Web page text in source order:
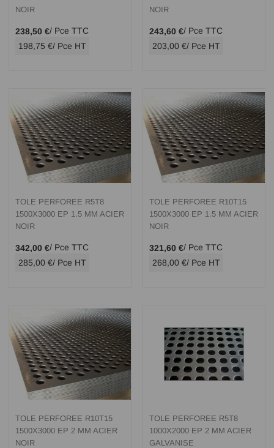
NOIR
238,50 €/ Pce TTC
198,75 €/ Pce HT
NOIR
243,60 €/ Pce TTC
203,00 €/ Pce HT
TOLE PERFOREE R5T8
1500X3000 EP 1.5 MM ACIER
NOIR
342,00 €/ Pce TTC
285,00 €/ Pce HT
TOLE PERFOREE R10T15
1500X3000 EP 1.5 MM ACIER
NOIR
321,60 €/ Pce TTC
268,00 €/ Pce HT
TOLE PERFOREE R10T15
1500X3000 EP 2 MM ACIER
NOIR
TOLE PERFOREE R5T8
1000X2000 EP 2 MM ACIER
GALVANISE